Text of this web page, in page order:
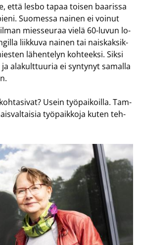
että lesbo tapaa toi­sen baa­ris­sa
Suo­mes­sa nai­nen ei voi­nut
mies­seu­raa vielä 60-​luvun lo­
liik­ku­va nai­nen tai nais­kak­sik­
lä­hen­te­lyn koh­teek­si. Siksi
ala­kult­tuu­ria ei syn­ty­nyt sa­mal­la
Usein työ­pai­koil­la. Tam­
työ­paik­ko­ja kuten teh­